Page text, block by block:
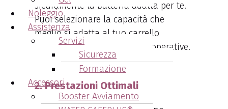
Noleggio
Assistenza
Servizi
Sicurezza
Formazione
Accessori
Booster Avviamento
sicuramente la batteria adatta per te.
Puoi selezionare la capacità che
meglio si adatta al tuo carrello
elevatore e alle tue esigenze operative.
2. Prestazioni Ottimali